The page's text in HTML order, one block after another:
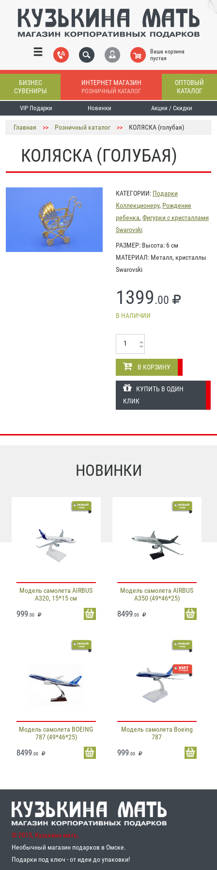
Ваша корзина
пустая
БИЗНЕС
СУВЕНИРЫ
ИНТЕРНЕТ МАГАЗИН
РОЗНИЧНЫЙ КАТАЛОГ
ОПТОВЫЙ
КАТАЛОГ
VIP Подарки Новинки Акции / Скидки
Главная >> Розничный каталог >> КОЛЯСКА (голубая)
КОЛЯСКА (ГОЛУБАЯ)
КАТЕГОРИИ: Подарки
Коллекционеру, Рождение
ребенка, Фигурки с кристаллами
Swarovski
РАЗМЕР: Высота: 6 см
МАТЕРИАЛ: Металл, кристаллы
Swarovski
1399.00
В НАЛИЧИИ
В КОРЗИНУ
КУПИТЬ В ОДИН
КЛИК
НОВИНКИ
Модель самолета AIRBUS
A320, 15*15 см
999 .00
Модель самолета AIRBUS
A350 (49*46*25)
8499.00
Модель самолета BOEING
787 (49*46*25)
8499 .00
Модель самолета Boeing
787
999.00
© 2015, Кузькина мать,
Необычный магазин подарков в Омске.
Подарки под ключ - от идеи до упаковки!